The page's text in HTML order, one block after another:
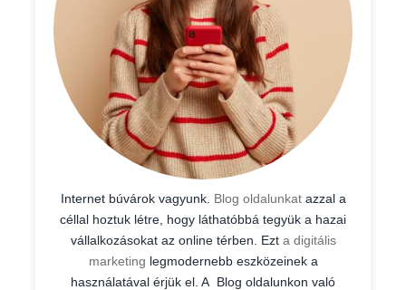
Internet búvárok vagyunk. Blog oldalunkatazzal a
céllal hoztuk létre, hogy láthatóbbá tegyük a hazai
vállalkozásokat az online térben. Ezt a digitális
marketing legmodernebb eszközeinek a
használatával érjük el. A Blog oldalunkon való